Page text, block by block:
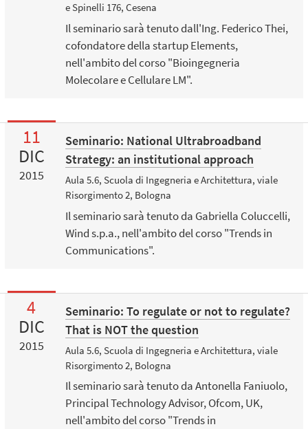
e Spinelli 176, Cesena
Il seminario sarà tenuto dall'Ing. Federico Thei,
cofondatore della startup Elements,
nell'ambito del corso "Bioingegneria
Molecolare e Cellulare LM".
11
DIC
2015
Seminario: National Ultrabroadband
Strategy: an institutional approach
Aula 5.6, Scuola di Ingegneria e Architettura, viale
Risorgimento 2, Bologna
Il seminario sarà tenuto da Gabriella Coluccelli,
Wind s.p.a., nell'ambito del corso "Trends in
Communications".
4
DIC
2015
Seminario: To regulate or not to regulate?
That is NOT the question
Aula 5.6, Scuola di Ingegneria e Architettura, viale
Risorgimento 2, Bologna
Il seminario sarà tenuto da Antonella Faniuolo,
Principal Technology Advisor, Ofcom, UK,
nell'ambito del corso "Trends in